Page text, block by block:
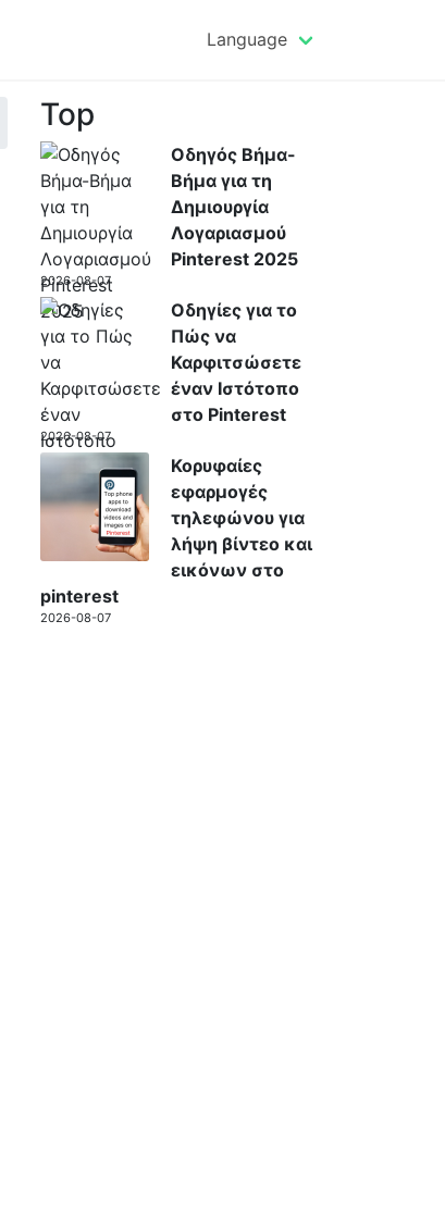
Language
Top
Οδηγός Βήμα-
Βήμα για τη
Δημιουργία
Λογαριασμού
Pinterest 2025
2026-08-07
Οδηγίες για το
Πώς να
Καρφιτσώσετε
έναν Ιστότοπο
στο Pinterest
2026-08-07
Κορυφαίες
εφαρμογές
τηλεφώνου για
λήψη βίντεο και
εικόνων στο
pinterest
2026-08-07